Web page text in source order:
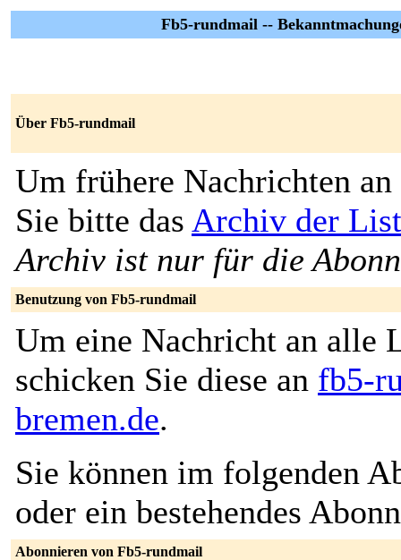
Fb5-rundmail --
Über Fb5-rundmail
Um frühere Nachrichten an
Sie bitte das Archiv der
Archiv ist nur für die
Benutzung von Fb5-rundmail
Um eine Nachricht an alle
schicken Sie diese an fb5-
bremen.de.
Sie können im folgenden
oder ein bestehendes
Abonnieren von Fb5-rundmail